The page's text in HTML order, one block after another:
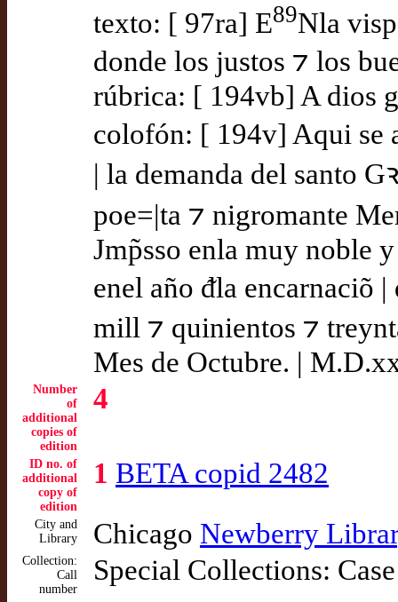
texto: [ 97ra] E89Nla
donde los justos ⁊ los
rúbrica: [ 194vb] A dios
colofón: [ 194v] Aqui se
| la demanda del santo
poe=|ta ⁊ nigromante
Jmp̃sso enla muy noble
enel año ᵭla encarnaciõ
mill ⁊ quinientos ⁊
Mes de Octubre. |
Number
of
additional
copies of
edition
4
ID no. of
additional
copy of
edition
1 BETA copid 2482
City and
Library
Chicago Newberry
Collection:
Call
number
Special Collections: